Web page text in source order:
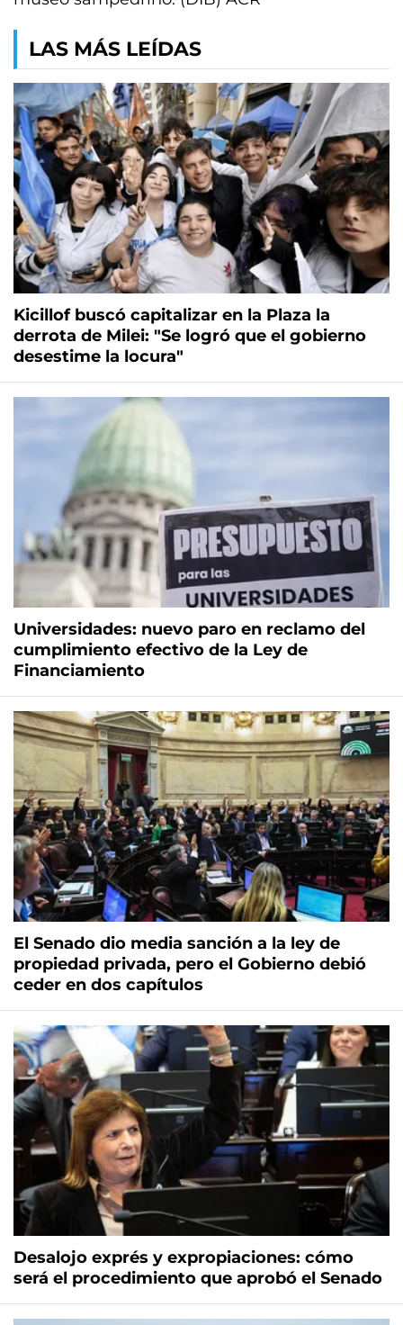
LAS MÁS LEÍDAS
Kicillof buscó capitalizar en la Plaza la
derrota de Milei: "Se logró que el gobierno
desestime la locura"
Universidades: nuevo paro en reclamo del
cumplimiento efectivo de la Ley de
Financiamiento
El Senado dio media sanción a la ley de
propiedad privada, pero el Gobierno debió
ceder en dos capítulos
Desalojo exprés y expropiaciones: cómo
será el procedimiento que aprobó el Senado